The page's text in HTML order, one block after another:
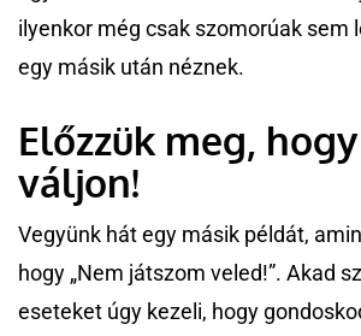
ilyenkor még csak szomorúak sem
egy másik után néznek.
Előzzük meg,
váljon!
Vegyünk hát egy másik példát,
hogy „Nem játszom veled!”. Akad
eseteket úgy kezeli, hogy